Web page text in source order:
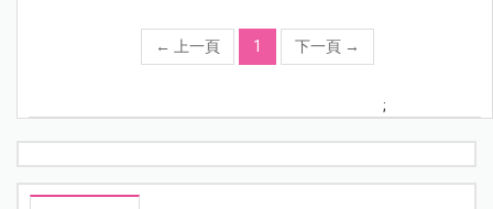
← 上一頁 1 下一頁 →
;